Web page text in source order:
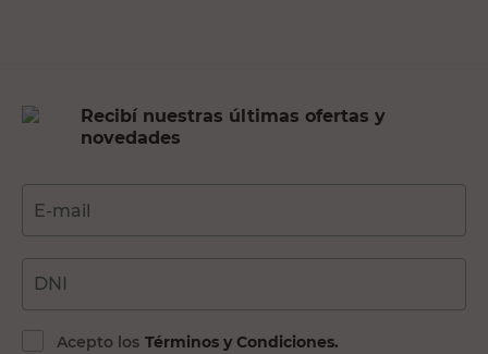
Recibí nuestras últimas ofertas y
novedades
E-mail
DNI
Acepto los Términos y Condiciones.